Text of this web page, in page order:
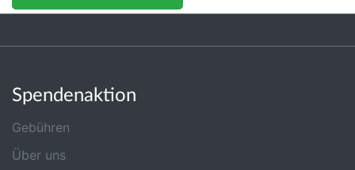
Spendenaktion
Gebühren
Über uns